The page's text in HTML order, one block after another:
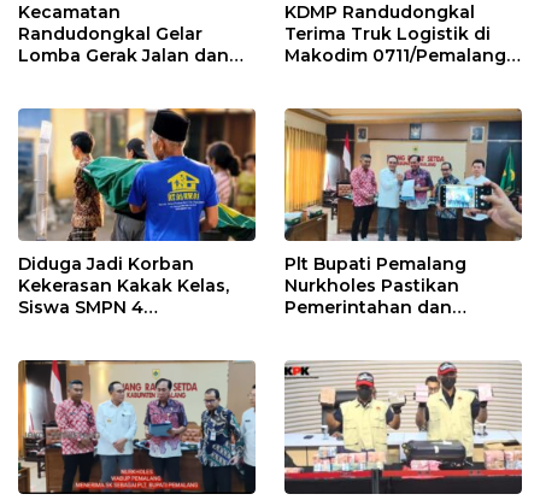
Kecamatan
Randudongkal Gelar
Lomba Gerak Jalan dan
KDMP Randudongkal
Terima Truk Logistik di
Makodim 0711/Pemalang
Diduga Jadi Korban
Kekerasan Kakak Kelas,
Siswa SMPN 4
Plt Bupati Pemalang
Nurkholes Pastikan
Pemerintahan dan